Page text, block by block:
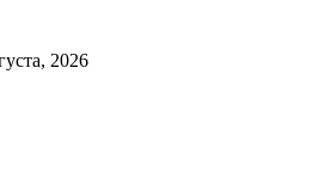
2026